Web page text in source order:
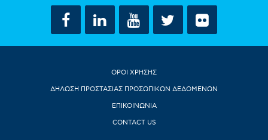
ΟΡΟΙ ΧΡΗΣΗΣ
ΔΗΛΩΣΗ ΠΡΟΣΤΑΣΙΑΣ ΠΡΟΣΩΠΙΚΩΝ ΔΕΔΟΜΕΝΩΝ
ΕΠΙΚΟΙΝΩΝΙΑ
CONTACT US